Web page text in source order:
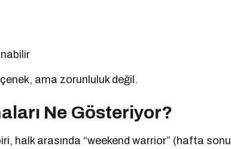
ama zorunluluk değil.
Ne Gösteriyor?
halk arasında “weekend warrior” (hafta sonu